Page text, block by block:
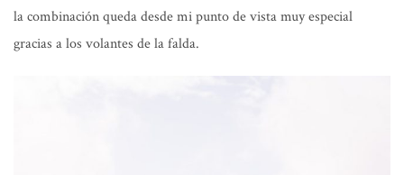
la combinación queda desde mi punto de vista muy especial
gracias a los volantes de la falda.